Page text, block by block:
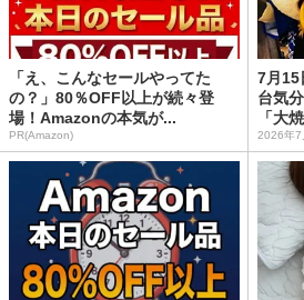
「え、こんなセールやってた
の？」80％OFF以上が続々登
場！Amazonの本気が...
PR(Amazon)
7月15
台気
「大
2026年7